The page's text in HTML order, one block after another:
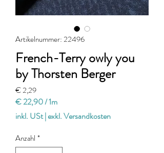
Artikelnummer: 22496
French-Terry owly you
by Thorsten Berger
€ 2,29Preis
€ 22,90/1m
€ 22,90
pro
1
Meter
inkl. USt|exkl. Versandkosten
Anzahl *